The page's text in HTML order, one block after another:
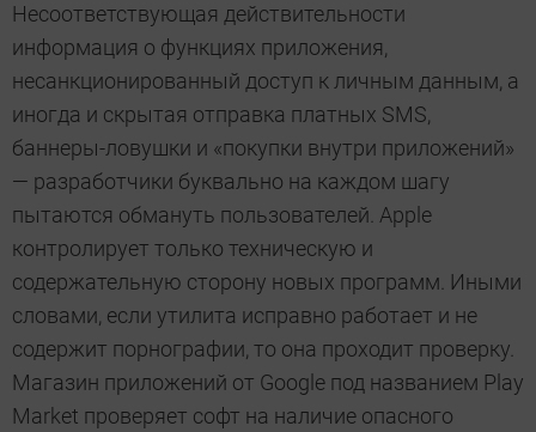
Несоответствующая действительности
информация о функциях приложения,
несанкционированный доступ к личным данным, а
иногда и скрытая отправка платных SMS,
баннеры-ловушки и «покупки внутри приложений»
— разработчики буквально на каждом шагу
пытаются обмануть пользователей. Apple
контролирует только техническую и
содержательную сторону новых программ. Иными
словами, если утилита исправно работает и не
содержит порнографии, то она проходит проверку.
Магазин приложений от Google под названием Play
Market проверяет софт на наличие опасного